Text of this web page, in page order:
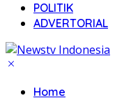
POLITIK
ADVERTORIAL
Home